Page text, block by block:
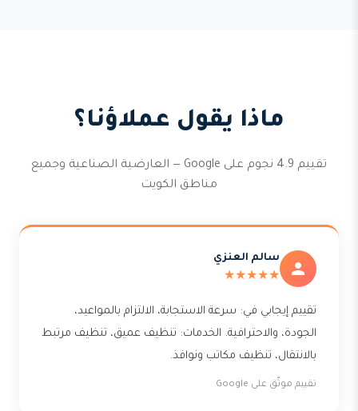
ماذا يقول عملاؤنا؟
تقييم 4.9 نجوم على Google — العارضية الصناعية وجميع
مناطق الكويت
سالم العنزي
★★★★★
تقييم إيجابي في: سرعة الاستجابة، الالتزام بالمواعيد،
الجودة، والاحترافية. الخدمات: تنظيف عميق، تنظيف مرتبط
بالانتقال، تنظيف مكاتب ونوافذ.
تقييم موثّق على Google